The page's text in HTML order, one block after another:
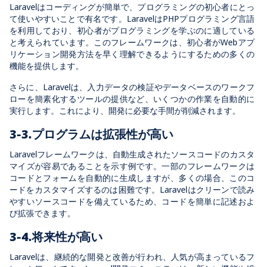
Laravelはコーディングが簡単で、プログラミングの初心者にとっ
て使いやすいことで有名です。LaravelはPHPプログラミング言語
を利用しており、初心者がプログラミングを学ぶのに適している
と考えられています。このフレームワークは、初心者がWebアプ
リケーション開発方法を早く理解できるようにするための多くの
機能を提供します。
さらに、Laravelは、入力データの検証やデータベースのワークフ
ローを簡素化するツールの提供など、いくつかの作業を自動的に
実行します。これにより、開発に必要な手間が削減されます。
3-3.プログラムは拡張性が高い
Laravelフレームワークは、自動生成されたソースコードのカスタ
マイズが容易であることを示す例です。一部のフレームワークは
コードとフォームを自動的に生成しますが、多くの場合、このコ
ードをカスタマイズするのは困難です。Laravelはクリーンで読み
やすいソースコードを備えているため、コードを簡単に記述およ
び拡張できます。
3-4.将来性が高い
Laravelは、継続的な開発と改善が行われ、人気が高まっているフ